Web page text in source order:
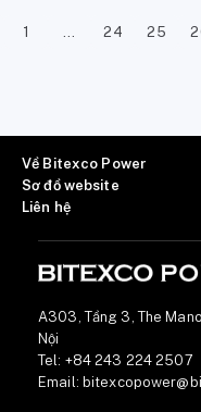
1 24 25
Về Bitexco Power
Sơ đồ website
Liên hệ
A303, Tầng 3, The
Nội
Tel: +84 243 224 2507
Email: